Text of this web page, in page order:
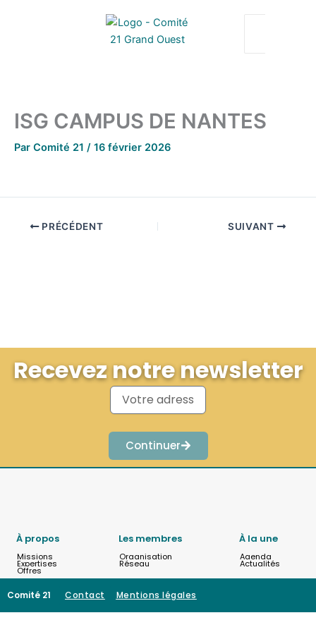
ISG CAMPUS DE NANTES
Par Comité 21 / 16 février 2026
PRÉCÉDENT SUIVANT
Recevez notre newsletter
Continuer
À propos
Missions
Expertises
Offres
Les membres
Organisation
Réseau
À la une
Agenda
Actualités
Comité 21 Contact Mentions légales